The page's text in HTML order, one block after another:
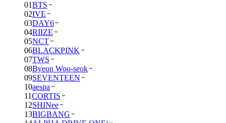
01BTS
02IVE
03DAY6
04RIIZE
05NCT
06BLACKPINK
07TWS
08Byeon Woo-seok
09SEVENTEEN
10aespa
11CORTIS
12SHINee
13BIGBANG